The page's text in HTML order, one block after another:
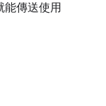
能傳送使用